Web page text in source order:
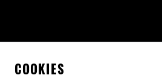
COOKIES